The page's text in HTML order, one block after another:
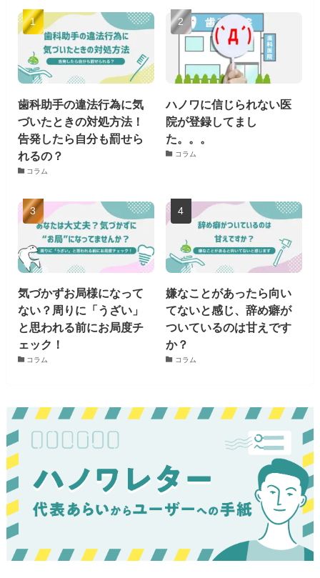
歯科助手の違法行為に気
づいたときの対処方法！
告発したら自分も罰せら
れるの？
コラム
ハノワに信じられない医
院が登録してまし
た。。。
コラム
気づかずお局様になって
ない？周りに「うざい」
と思われる前にお局度チ
ェック！
コラム
嫌なことがあったら向い
てないと感じ、辞め癖が
ついているのは甘えです
か？
コラム